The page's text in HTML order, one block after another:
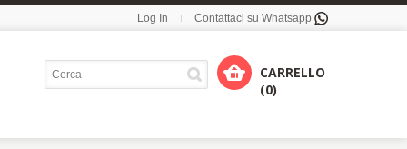
Log In Contattaci su Whatsapp
CARRELLO
(0)